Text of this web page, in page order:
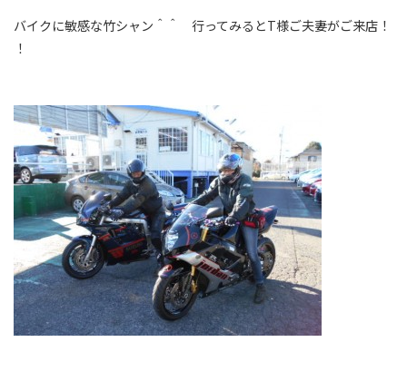
バイクに敏感な竹シャン＾＾ 行ってみるとT様ご夫妻がご来店！
！